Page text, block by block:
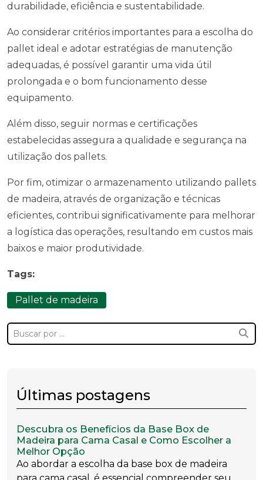
durabilidade, eficiência e sustentabilidade.
Ao considerar critérios importantes para a escolha do
pallet ideal e adotar estratégias de manutenção
adequadas, é possível garantir uma vida útil
prolongada e o bom funcionamento desse
equipamento.
Além disso, seguir normas e certificações
estabelecidas assegura a qualidade e segurança na
utilização dos pallets.
Por fim, otimizar o armazenamento utilizando pallets
de madeira, através de organização e técnicas
eficientes, contribui significativamente para melhorar
a logística das operações, resultando em custos mais
baixos e maior produtividade.
Tags:
Pallet de madeira
Últimas postagens
Descubra os Benefícios da Base Box de
Madeira para Cama Casal e Como Escolher a
Melhor Opção
Ao abordar a escolha da base box de madeira